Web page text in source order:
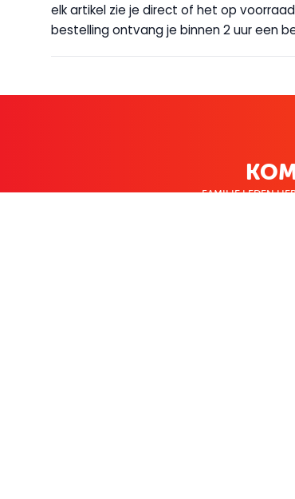
elk artikel zie je direct of het op
bestelling ontvang je binnen 2 uur een
FAMILIE LEDEN